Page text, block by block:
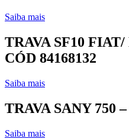
Saiba mais
TRAVA SF10
CÓD 84168132
Saiba mais
TRAVA SANY 750
Saiba mais